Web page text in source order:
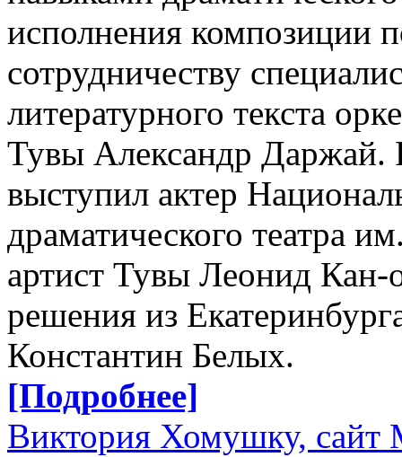
исполнения композиции
сотрудничеству
литературного текста
Тувы Александр Даржай.
выступил актер
драматического театра
артист Тувы Леонид Кан-
решения из
Константин Белых.
[Подробнее]
Виктория Хомушку, сайт